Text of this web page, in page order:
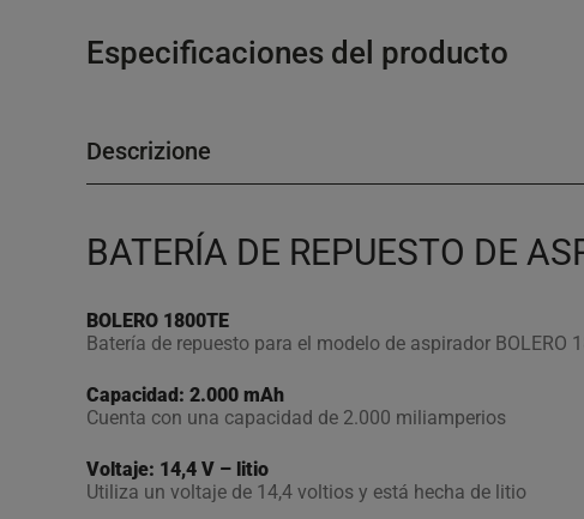
Especificaciones del producto
Descrizione
BATERÍA DE REPUESTO DE
BOLERO 1800TE
Batería de repuesto para el modelo de aspirador BOLERO
Capacidad: 2.000 mAh
Cuenta con una capacidad de 2.000 miliamperios
Voltaje: 14,4 V – litio
Utiliza un voltaje de 14,4 voltios y está hecha de litio